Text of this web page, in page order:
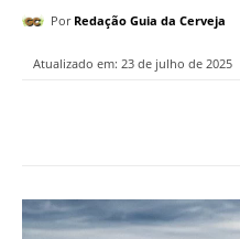
Por Redação Guia da Cerveja
Atualizado em: 23 de julho de 2025